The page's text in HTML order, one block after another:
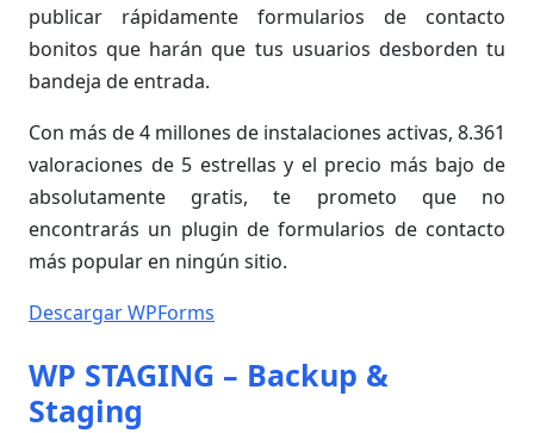
publicar rápidamente formularios de contacto
bonitos que harán que tus usuarios desborden tu
bandeja de entrada.
Con más de 4 millones de instalaciones activas, 8.361
valoraciones de 5 estrellas y el precio más bajo de
absolutamente gratis, te prometo que no
encontrarás un plugin de formularios de contacto
más popular en ningún sitio.
Descargar WPForms
WP STAGING – Backup &
Staging